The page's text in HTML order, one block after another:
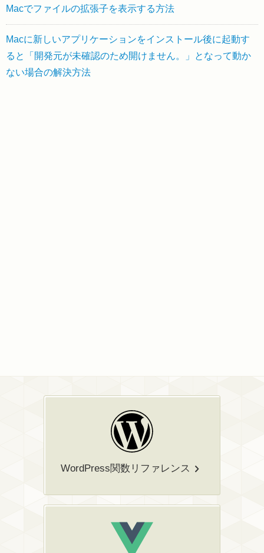
Macでファイルの拡張子を表示する方法
Macに新しいアプリケーションをインストール後に起動す
ると「開発元が未確認のため開けません。」となって動か
ない場合の解決方法
WordPress関数リファレンス